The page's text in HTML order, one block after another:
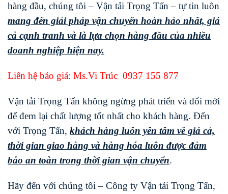
hàng đầu, chúng tôi – Vận tải Trọng Tấn – tự tin luôn
mang đến giải pháp vận chuyển hoàn hảo nhất, giá
cả cạnh tranh và là lựa chọn hàng đầu của nhiều
doanh nghiệp hiện nay.
Liên hệ báo giá: Ms.Vi Trúc 0937 155 877
Vận tải Trọng Tấn không ngừng phát triển và đổi mới
để đem lại chất lượng tốt nhất cho khách hàng. Đến
với Trọng Tấn, khách hàng luôn yên tâm về giá cả,
thời gian giao hàng và hàng hóa luôn được đảm
bảo an toàn trong thời gian vận chuyển.
Hãy đến với chúng tôi – Công ty Vận tải Trọng Tấn,